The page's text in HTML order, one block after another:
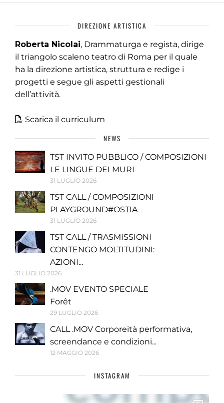
DIREZIONE ARTISTICA
Roberta Nicolai, Drammaturga e regista, dirige
il triangolo scaleno teatro di Roma per il quale
ha la direzione artistica, struttura e redige i
progetti e segue gli aspetti gestionali
dell’attività.
Scarica il curriculum
NEWS
TST INVITO PUBBLICO / COMPOSIZIONI
LE LINGUE DEI MURI
31 LUGLIO 2026
TST CALL / COMPOSIZIONI
PLAYGROUND#OSTIA
31 LUGLIO 2026
TST CALL / TRASMISSIONI
CONTENGO MOLTITUDINI:
AZIONI...
31 LUGLIO 2026
.MOV EVENTO SPECIALE
Forêt
29 LUGLIO 2026
CALL .MOV Corporeità performativa,
screendance e condizioni...
12 MAGGIO 2026
INSTAGRAM